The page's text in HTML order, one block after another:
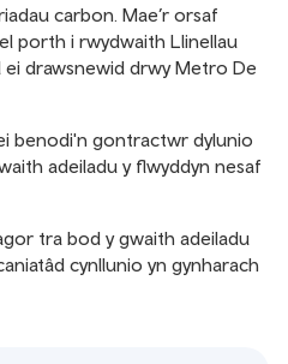
carbon. Mae’r orsaf
porth i rwydwaith Llinellau
ei drawsnewid drwy Metro De
benodi'n gontractwr dylunio
adeiladu y flwyddyn nesaf
tra bod y gwaith adeiladu
cynllunio yn gynharach